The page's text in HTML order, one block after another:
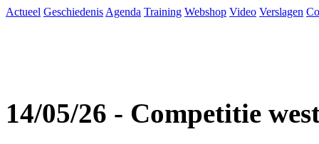
Actueel Geschiedenis Agenda Training Webshop Video Verslagen
14/05/26 - Competitie